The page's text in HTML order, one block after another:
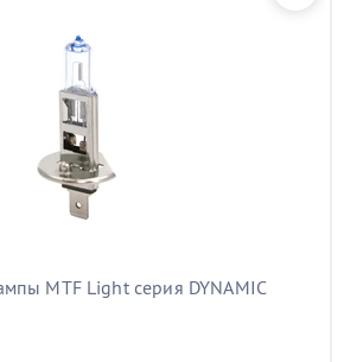
MTF Light серия DYNAMIC